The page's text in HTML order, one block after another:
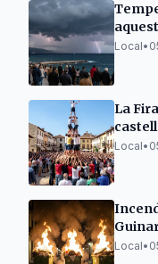
Local•
La
Local•
Local•